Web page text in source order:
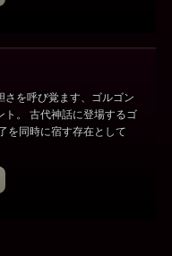
さを呼び覚ます、ゴルゴン
ト。 古代神話に登場するゴ
を同時に宿す存在として